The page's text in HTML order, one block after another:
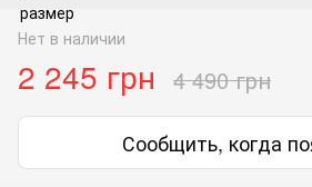
Нет в наличии
2 245 грн 4 490 грн
Сообщить, когда